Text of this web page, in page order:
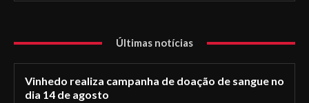
Últimas notícias
Vinhedo realiza campanha de doação de sangue no
dia 14 de agosto